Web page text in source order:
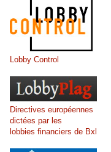
Lobby Control
Directives européennes
dictées par les
lobbies financiers de Bxl